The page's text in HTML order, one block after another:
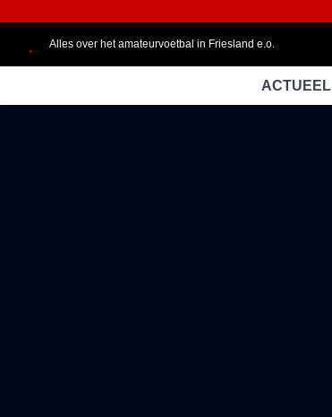
Alles over het amateurvoetbal in Friesland e.o.
ACTUEEL